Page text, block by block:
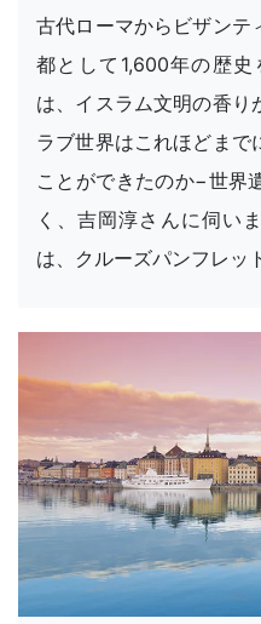
古代ローマからビザンテ
都として1,600年の歴
は、イスラム文明の香り
ラブ世界はこれほどまで
ことができたのか−世界
く、吉岡淳さんに伺い
は、クルーズパンフレッ